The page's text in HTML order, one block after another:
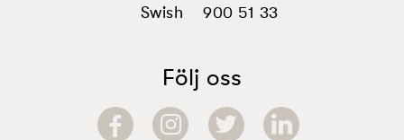
Swish
900 51 33
Följ oss